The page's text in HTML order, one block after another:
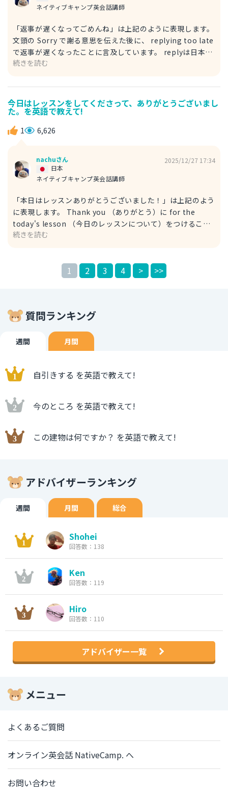
ネイティブキャンプ英会話講師
「返事が遅くなってごめんね」は上記のように表現します。
文頭の Sorry で謝る意思を伝えた後に、 replying too late
で返事が遅くなったことに言及しています。 replyは日本語
に訳すと返事、この場合はLINEでの返信のことを表してい
します。 例 I woke up too late. （私は寝坊した。） とい
う場合は、遅すぎる時間に起きた→寝坊したということを表
すことができます。 この文自体もとても汎用性が高く、 I
電車に乗るのが遅れた。） などの発展させた文もよく使い
続きを読む
今日はレッスンをしてくださって、ありがとうございまし
た。を英語で教えて!
1 6,626
nachuさん
ネイティブキャンプ英会話講師
日本
2025/12/27 17:34
「本日はレッスンありがとうございました！」は上記のよう
に表現します。 Thank you （ありがとう）に for the
today's lesson （今日のレッスンについて）をつけること
で、「本日はレッスン」ありがとうございました、というよ
れ替えることができ、 これを使用した文で有名なものは以
ります。
続きを読む
1 2 3 4 > >>
質問ランキング
週間 月間
自引きする を英語で教えて!
今のところ を英語で教えて!
この建物は何ですか？ を英語で教えて!
アドバイザーランキング
週間 月間 総合
Shohei
回答数：138
Ken
回答数：119
Hiro
回答数：110
アドバイザー一覧
メニュー
よくあるご質問
オンライン英会話 NativeCamp. へ
お問い合わせ